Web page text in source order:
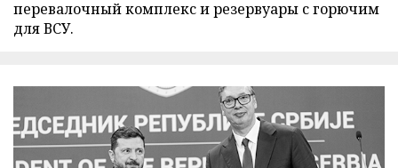
перевалочный комплекс и резервуары с горючим
для ВСУ.